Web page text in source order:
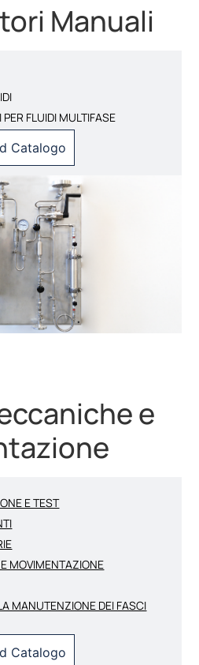
Manuali
FLUIDI MULTIFASE
Catalogo
e
E TEST
MOVIMENTAZIONE
MANUTENZIONE DEI FASCI
Catalogo